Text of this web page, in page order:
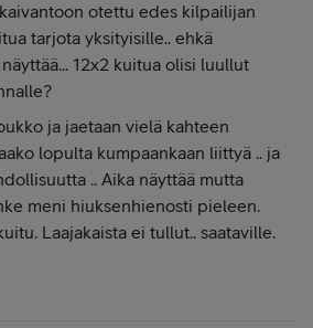
otettu edes kilpailijan
tarjota yksityisille.. ehkä
12x2 kuitua olisi luullut
ja jaetaan vielä kahteen
lopulta kumpaankaan liittyä .. ja
.. Aika näyttää mutta
meni hiuksenhienosti pieleen.
Laajakaista ei tullut.. saataville.